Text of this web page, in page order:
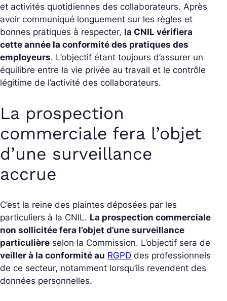
et activités quotidiennes des collaborateurs. Après
avoir communiqué longuement sur les règles et
bonnes pratiques à respecter, la CNIL vérifiera
cette année la conformité des pratiques des
employeurs. L’objectif étant toujours d’assurer un
équilibre entre la vie privée au travail et le contrôle
légitime de l’activité des collaborateurs.
La prospection
commerciale fera l’objet
d’une surveillance
accrue
C’est la reine des plaintes déposées par les
particuliers à la CNIL. La prospection commerciale
non sollicitée fera l’objet d’une surveillance
particulière selon la Commission. L’objectif sera de
veiller à la conformité au RGPD des professionnels
de ce secteur, notamment lorsqu’ils revendent des
données personnelles.